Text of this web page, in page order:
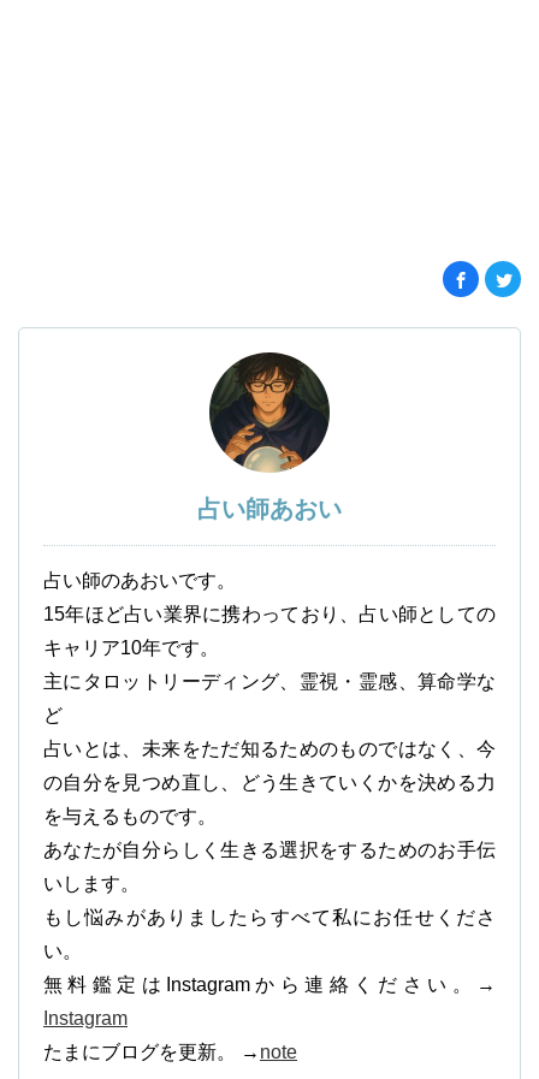
占い師あおい
占い師のあおいです。
15年ほど占い業界に携わっており、占い師としての
キャリア10年です。
主にタロットリーディング、霊視・霊感、算命学な
ど
占いとは、未来をただ知るためのものではなく、今
の自分を見つめ直し、どう生きていくかを決める力
を与えるものです。
あなたが自分らしく生きる選択をするためのお手伝
いします。
もし悩みがありましたらすべて私にお任せくださ
い。
無料鑑定はInstagramから連絡ください。→
Instagram
たまにブログを更新。 → note